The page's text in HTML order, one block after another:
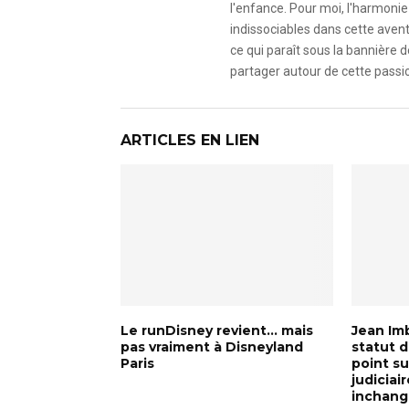
l'enfance. Pour moi,
indissociables dans cette
ce qui paraît sous la bannière
partager autour de cette
ARTICLES EN LIEN
Le runDisney revient… mais
pas vraiment à Disneyland
Paris
Jean
statut
point